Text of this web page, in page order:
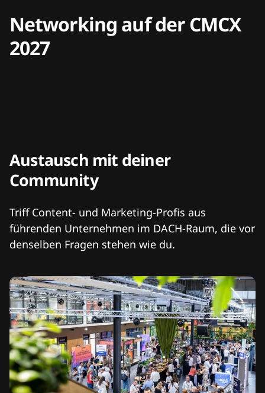
Networking auf der CMCX
2027
Austausch mit deiner
Community
Triff Content- und Marketing-Profis aus
führenden Unternehmen im DACH-Raum, die vor
denselben Fragen stehen wie du.